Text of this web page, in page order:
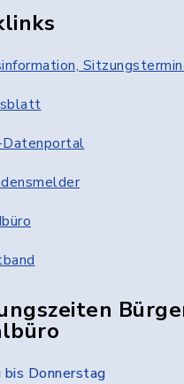
Datenportal
Donnerstag